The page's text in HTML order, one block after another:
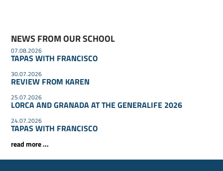
NEWS FROM OUR SCHOOL
07.08.2026
TAPAS WITH FRANCISCO
30.07.2026
REVIEW FROM KAREN
25.07.2026
LORCA AND GRANADA AT THE GENERALIFE 2026
24.07.2026
TAPAS WITH FRANCISCO
read more ...